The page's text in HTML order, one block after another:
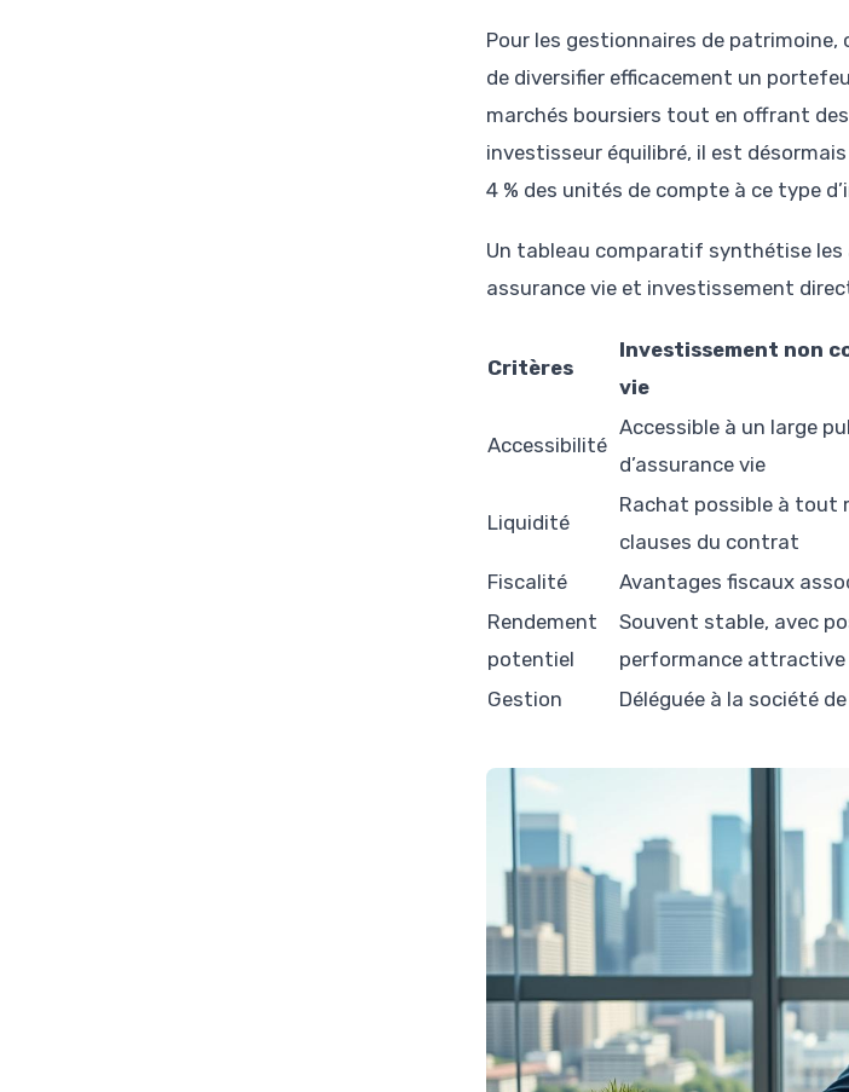
Pour les gestionnaires de
de diversifier efficacement un
marchés boursiers tout en offrant
investisseur équilibré, il est
4 % des unités de compte à ce type
Un tableau comparatif synthétise
assurance vie et investissement
Critères
Investissement non
vie
Accessibilité
Accessible à un large
d’assurance vie
Liquidité
Rachat possible à tout
clauses du contrat
Fiscalité
Avantages fiscaux
Rendement
potentiel
Souvent stable, avec
performance attractive
Gestion Déléguée à la société